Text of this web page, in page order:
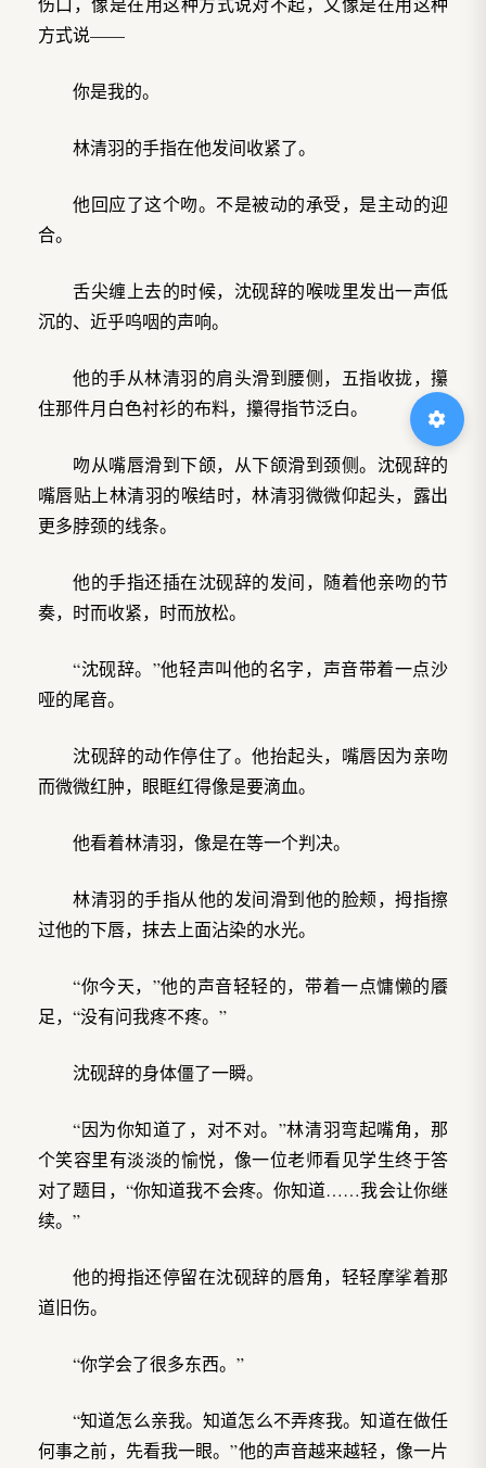
方式说——
你是我的。
林清羽的手指在他发间收紧了。
他回应了这个吻。不是被动的承受，是主动的迎
合。
舌尖缠上去的时候，沈砚辞的喉咙里发出一声低
沉的、近乎呜咽的声响。
他的手从林清羽的肩头滑到腰侧，五指收拢，攥
住那件月白色衬衫的布料，攥得指节泛白。
吻从嘴唇滑到下颌，从下颌滑到颈侧。沈砚辞的
嘴唇贴上林清羽的喉结时，林清羽微微仰起头，露出
更多脖颈的线条。
他的手指还插在沈砚辞的发间，随着他亲吻的节
奏，时而收紧，时而放松。
“沈砚辞。”他轻声叫他的名字，声音带着一点沙
哑的尾音。
沈砚辞的动作停住了。他抬起头，嘴唇因为亲吻
而微微红肿，眼眶红得像是要滴血。
他看着林清羽，像是在等一个判决。
林清羽的手指从他的发间滑到他的脸颊，拇指擦
过他的下唇，抹去上面沾染的水光。
“你今天，”他的声音轻轻的，带着一点慵懒的餍
足，“没有问我疼不疼。”
沈砚辞的身体僵了一瞬。
“因为你知道了，对不对。”林清羽弯起嘴角，那
个笑容里有淡淡的愉悦，像一位老师看见学生终于答
对了题目，“你知道我不会疼。你知道……我会让你继
续。”
他的拇指还停留在沈砚辞的唇角，轻轻摩挲着那
道旧伤。
“你学会了很多东西。”
“知道怎么亲我。知道怎么不弄疼我。知道在做任
何事之前，先看我一眼。”他的声音越来越轻，像一片